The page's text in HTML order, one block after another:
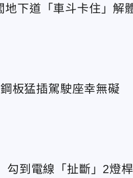
下道「車斗卡住」解
板猛插駕駛座幸無礙
到電線「扯斷」2燈桿